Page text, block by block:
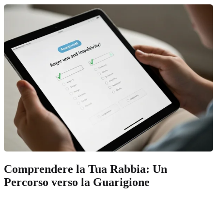
Comprendere la Tua Rabbia: Un
Percorso verso la Guarigione